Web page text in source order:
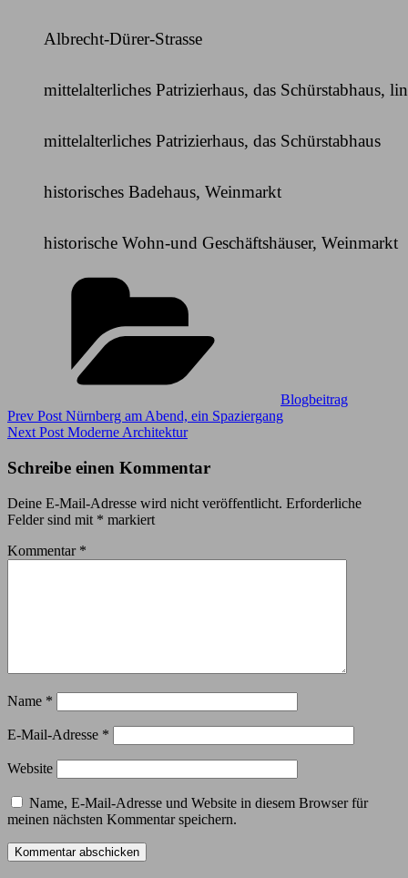
Albrecht-Dürer-Strasse
mittelalterliches Patrizierhaus, das Schürstabhaus,
mittelalterliches Patrizierhaus, das Schürstabhaus
historisches Badehaus, Weinmarkt
historische Wohn-und Geschäftshäuser, Weinmarkt
Blogbeitrag
Beitragsnavigation
Previous
Post
Prev Post Nürnberg am Abend, ein Spaziergang
Next
Next Post Moderne Architektur
Schreibe einen Kommentar
Deine E-Mail-Adresse wird nicht veröffentlicht. Erforderliche
Felder sind mit * markiert
Kommentar *
Name *
E-Mail-Adresse *
Website
Name, E-Mail-Adresse und Website in diesem Browser für
meinen nächsten Kommentar speichern.